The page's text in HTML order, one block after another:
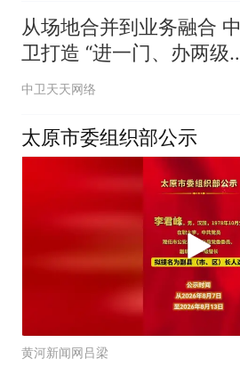
从场地合并到业务融合 中
卫打造 “进一门、办两级”
政务服务新模式
中卫天天网络
太原市委组织部公示
黄河新闻网吕梁